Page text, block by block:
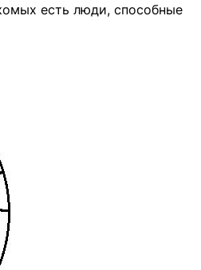
есть люди, способные